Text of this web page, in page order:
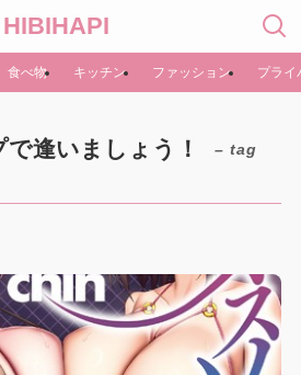
HIBIHAPI
食べ物 キッチン ファッション プライ
逢いましょう！
– tag